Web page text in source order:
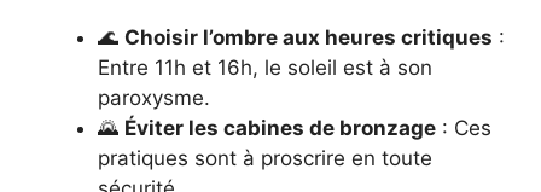
🌊 Choisir l’ombre aux heures critiques :
Entre 11h et 16h, le soleil est à son
paroxysme.
🌄 Éviter les cabines de bronzage : Ces
pratiques sont à proscrire en toute